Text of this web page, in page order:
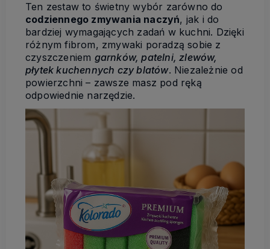
Ten zestaw to świetny wybór zarówno do
codziennego zmywania naczyń, jak i do
bardziej wymagających zadań w kuchni. Dzięki
różnym fibrom, zmywaki poradzą sobie z
czyszczeniem garnków, patelni, zlewów,
płytek kuchennych czy blatów. Niezależnie od
powierzchni – zawsze masz pod ręką
odpowiednie narzędzie.